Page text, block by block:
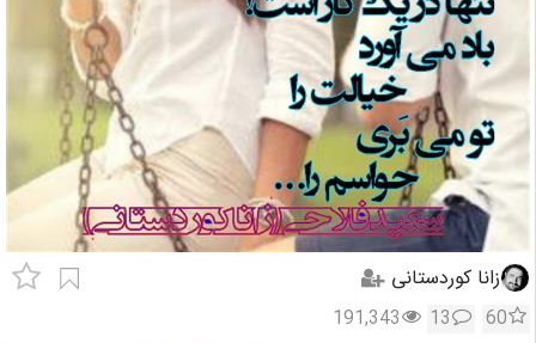
زانا کوردستانی
60
13
191,343